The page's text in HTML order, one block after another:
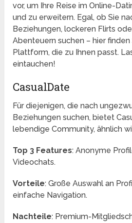
vor, um Ihre Reise im Online-
und zu erweitern. Egal, ob Sie
Beziehungen, lockeren Flirts
Abenteuern suchen – hier finden
Plattform, die zu Ihnen passt.
eintauchen!
CasualDate
Für diejenigen, die nach
Beziehungen suchen, bietet
lebendige Community, ähnlich
Top 3 Features: Anonyme
Videochats.
Vorteile: Große Auswahl an
einfache Navigation.
Nachteile: Premium-